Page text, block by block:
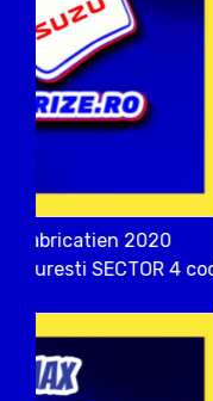
Pret parbriz ISUZU
producator YES
ILFOV cod postal